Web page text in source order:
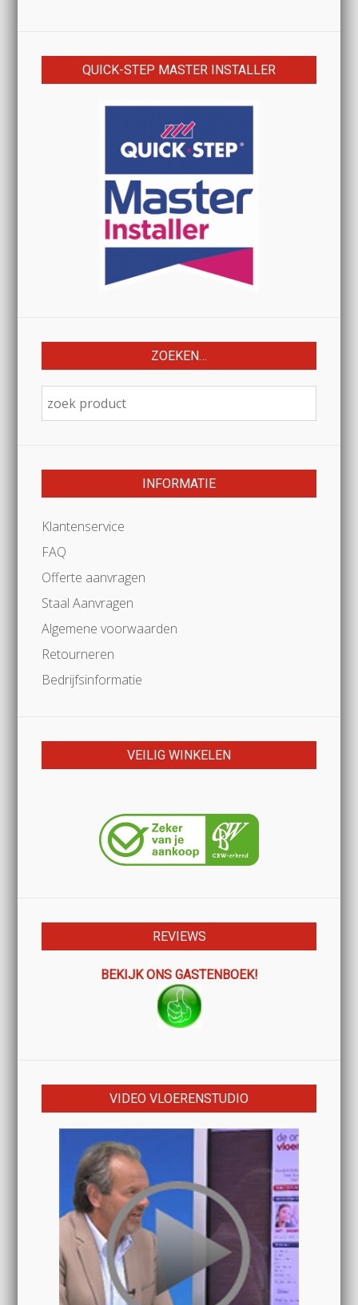
QUICK-STEP MASTER INSTALLER
ZOEKEN…
INFORMATIE
Klantenservice
FAQ
Offerte aanvragen
Staal Aanvragen
Algemene voorwaarden
Retourneren
Bedrijfsinformatie
VEILIG WINKELEN
REVIEWS
BEKIJK ONS GASTENBOEK!
VIDEO VLOERENSTUDIO